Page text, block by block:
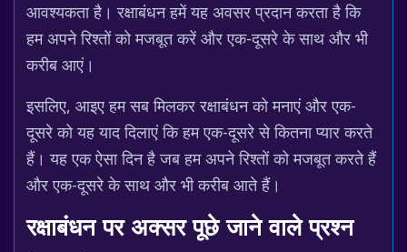
आवश्यकता है। रक्षाबंधन हमें यह अवसर प्रदान करता है कि
हम अपने रिश्तों को मजबूत करें और एक-दूसरे के साथ और भी
करीब आएं।
इसलिए, आइए हम सब मिलकर रक्षाबंधन को मनाएं और एक-
दूसरे को यह याद दिलाएं कि हम एक-दूसरे से कितना प्यार करते
हैं। यह एक ऐसा दिन है जब हम अपने रिश्तों को मजबूत करते हैं
और एक-दूसरे के साथ और भी करीब आते हैं।
रक्षाबंधन पर अक्सर पूछे जाने वाले प्रश्न